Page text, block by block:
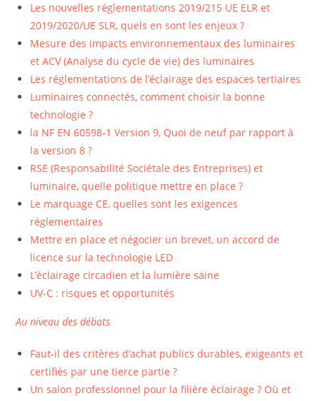
Les nouvelles réglementations 2019/215 UE ELR et
2019/2020/UE SLR, quels en sont les enjeux ?
Mesure des impacts environnementaux des luminaires
et ACV (Analyse du cycle de vie) des luminaires
Les réglementations de l’éclairage des espaces tertiaires
Luminaires connectés, comment choisir la bonne
technologie ?
la NF EN 60598-1 Version 9, Quoi de neuf par rapport à
la version 8 ?
RSE (Responsabilité Sociétale des Entreprises) et
luminaire, quelle politique mettre en place ?
Le marquage CE, quelles sont les exigences
réglementaires
Mettre en place et négocier un brevet, un accord de
licence sur la technologie LED
L’éclairage circadien et la lumière saine
UV-C : risques et opportunités
Au niveau des débats
Faut-il des critères d’achat publics durables, exigeants et
certifiés par une tierce partie ?
Un salon professionnel pour la filière éclairage ? Où et